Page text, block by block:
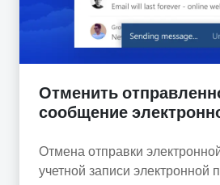
Отменить
сообщение
Отмена отправки
учетной записи электронной